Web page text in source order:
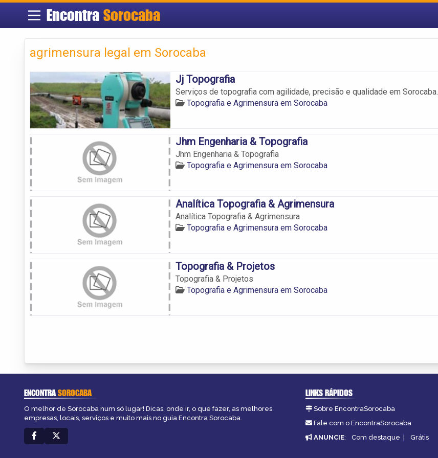
Encontra Sorocaba
agrimensura legal em Sorocaba
Jj Topografia
Serviços de topografia com agilidade, precisão e qualidade em Sorocaba.
Topografia e Agrimensura em Sorocaba
Jhm Engenharia & Topografia
Jhm Engenharia & Topografia
Topografia e Agrimensura em Sorocaba
Analítica Topografia & Agrimensura
Analítica Topografia & Agrimensura
Topografia e Agrimensura em Sorocaba
Topografia & Projetos
Topografia & Projetos
Topografia e Agrimensura em Sorocaba
ENCONTRASOROCABA
O melhor de Sorocaba num só lugar! Dicas, onde ir, o que fazer, as melhores
empresas, locais, serviços e muito mais no guia Encontra Sorocaba.
LINKS RÁPIDOS
Sobre EncontraSorocaba
Fale com o EncontraSorocaba
ANUNCIE: Com destaque | Grátis